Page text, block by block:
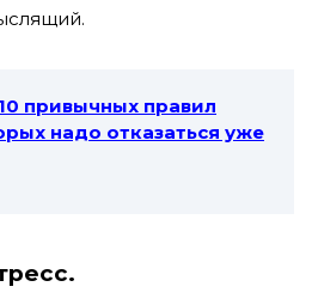
10 привычных правил
надо отказаться уже